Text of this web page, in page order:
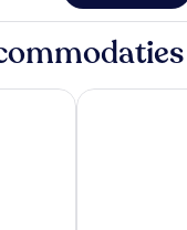
Blue Waves